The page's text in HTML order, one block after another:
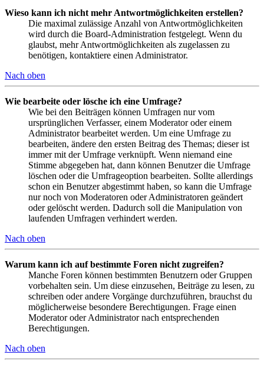
Wieso kann ich nicht mehr Antwortmöglichkeiten erstellen?
Die maximal zulässige Anzahl von Antwortmöglichkeiten
wird durch die Board-Administration festgelegt. Wenn du
glaubst, mehr Antwortmöglichkeiten als zugelassen zu
benötigen, kontaktiere einen Administrator.
Nach oben
Wie bearbeite oder lösche ich eine Umfrage?
Wie bei den Beiträgen können Umfragen nur vom
ursprünglichen Verfasser, einem Moderator oder einem
Administrator bearbeitet werden. Um eine Umfrage zu
bearbeiten, ändere den ersten Beitrag des Themas; dieser ist
immer mit der Umfrage verknüpft. Wenn niemand eine
Stimme abgegeben hat, dann können Benutzer die Umfrage
löschen oder die Umfrageoption bearbeiten. Sollte allerdings
schon ein Benutzer abgestimmt haben, so kann die Umfrage
nur noch von Moderatoren oder Administratoren geändert
oder gelöscht werden. Dadurch soll die Manipulation von
laufenden Umfragen verhindert werden.
Nach oben
Warum kann ich auf bestimmte Foren nicht zugreifen?
Manche Foren können bestimmten Benutzern oder Gruppen
vorbehalten sein. Um diese einzusehen, Beiträge zu lesen, zu
schreiben oder andere Vorgänge durchzuführen, brauchst du
möglicherweise besondere Berechtigungen. Frage einen
Moderator oder Administrator nach entsprechenden
Berechtigungen.
Nach oben